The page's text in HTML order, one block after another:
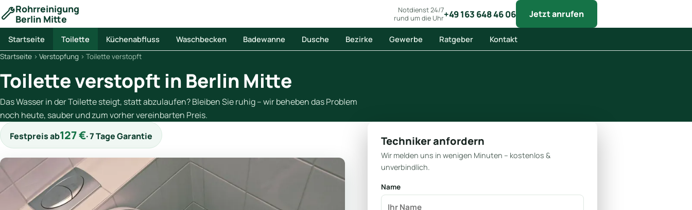
Rohrreinigung
Berlin Mitte
Notdienst 24/7
rund um die Uhr+49 163 648 46 06 Jetzt anrufen
Startseite Toilette Küchenabfluss Waschbecken Badewanne Dusche Bezirke Gewerbe Ratgeber Kontakt
Startseite › Verstopfung › Toilette verstopft
Toilette verstopft in Berlin Mitte
Das Wasser in der Toilette steigt, statt abzulaufen? Bleiben Sie ruhig – wir beheben das Problem
noch heute, sauber und zum vorher vereinbarten Preis.
Festpreis ab127 €· 7 Tage Garantie Techniker anfordern
Wir melden uns in wenigen Minuten – kostenlos &
unverbindlich.
Name